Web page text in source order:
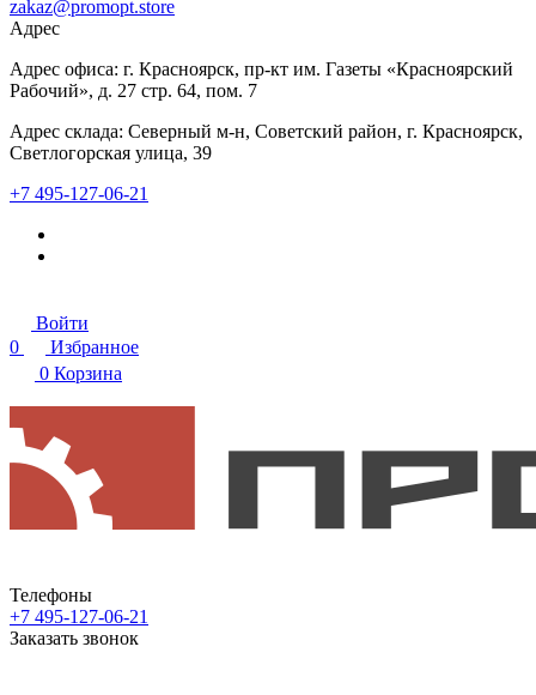
zakaz@promopt.store
Адрес
Адрес офиса: г. Красноярск, пр-кт им. Газеты «Красноярский
Рабочий», д. 27 стр. 64, пом. 7
Адрес склада: Северный м-н, Советский район, г. Красноярск,
Светлогорская улица, 39
+7 495-127-06-21
Войти
0
Избранное
0 Корзина
Телефоны
+7 495-127-06-21
Заказать звонок